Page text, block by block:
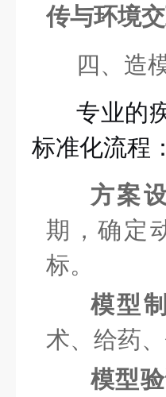
传与环境
四、造
专业的
标准化流程：
方案
期，确定
标。
模型
术、给药
模型